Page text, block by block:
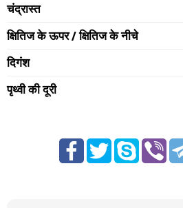
चंद्रास्त
क्षितिज के ऊपर / क्षितिज के नीचे
दिगंश
पृथ्वी की दूरी